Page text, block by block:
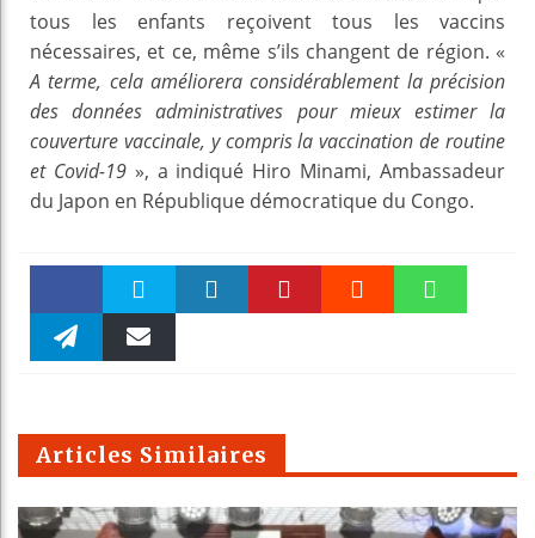
tous les enfants reçoivent tous les vaccins
nécessaires, et ce, même s’ils changent de région. «
A terme, cela améliorera considérablement la précision
des données administratives pour mieux estimer la
couverture vaccinale, y compris la vaccination de routine
et Covid-19», a indiqué Hiro Minami, Ambassadeur
du Japon en République démocratique du Congo.
Faceboo Twitter
m
Articles Similaires